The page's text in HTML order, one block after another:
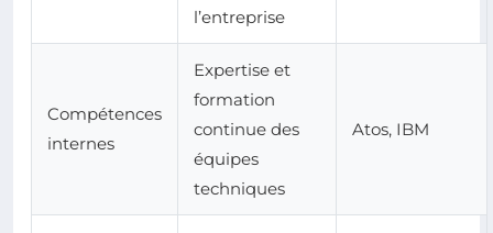
l’entreprise
Compétences
internes
Expertise et
formation
continue des
équipes
techniques
Atos, IBM